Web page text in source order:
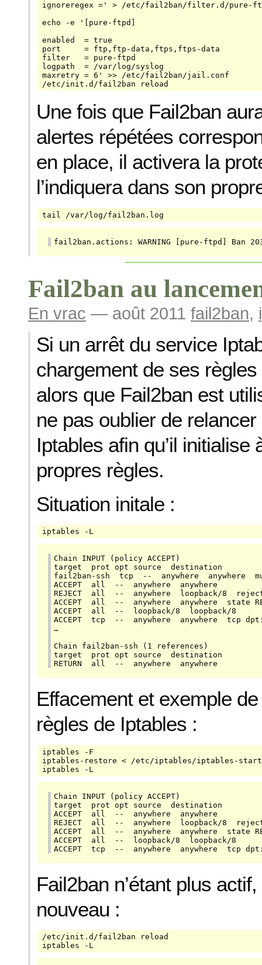
ignoreregex =' > /etc/fail2ban/filter.d/pure-
echo -e '[pure-ftpd]
enabled  = true
port     = ftp,ftp-data,ftps,ftps-data
filter   = pure-ftpd
logpath  = /var/log/syslog
maxretry = 6' >> /etc/fail2ban/jail.conf
/etc/init.d/fail2ban reload
Une fois que Fail2ban
alertes répétées
en place, il activera la
l’indiquera dans son
tail /var/log/fail2ban.log
fail2ban.actions: WARNING [pure-ftpd] Ban
Fail2ban au
En vrac — août 2011 fail2ban,
Si un arrêt du service
chargement de ses
alors que Fail2ban est
ne pas oublier de
Iptables afin qu’il initialise
propres règles.
Situation initale :
iptables -L
Chain INPUT (policy ACCEPT)
target  prot opt source  destination
fail2ban-ssh  tcp  --  anywhere  anywhere
ACCEPT  all  --  anywhere  anywhere
REJECT  all  --  anywhere  loopback/8
ACCEPT  all  --  anywhere  anywhere  state
ACCEPT  all  --  loopback/8  loopback/8
ACCEPT  tcp  --  anywhere  anywhere  tcp
…
Chain fail2ban-ssh (1 references)
target  prot opt source  destination
RETURN  all  --  anywhere  anywhere
Effacement et exemple
règles de Iptables :
iptables -F
iptables-restore < /etc/iptables/iptables-
iptables -L
Chain INPUT (policy ACCEPT)
target  prot opt source  destination
ACCEPT  all  --  anywhere  anywhere
REJECT  all  --  anywhere  loopback/8
ACCEPT  all  --  anywhere  anywhere  state
ACCEPT  all  --  loopback/8  loopback/8
ACCEPT  tcp  --  anywhere  anywhere  tcp
Fail2ban n’étant plus
nouveau :
/etc/init.d/fail2ban reload
iptables -L